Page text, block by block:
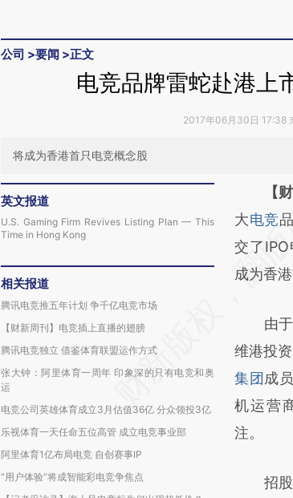
公司 >要闻 >正文
电竞品牌雷蛇赴港上
2017年06月30日 17:38
将成为香港首只电竞概念股
英文报道
U.S. Gaming Firm Revives Listing Plan — This
Time in Hong Kong
相关报道
腾讯电竞推五年计划 争千亿电竞市场
【财新周刊】电竞插上直播的翅膀
腾讯电竞独立 借鉴体育联盟运作方式
张大钟：阿里体育一周年 印象深的只有电竞和奥
运
电竞公司英雄体育成立3月估值36亿 分众领投3亿
乐视体育一天任命五位高管 成立电竞事业部
阿里体育1亿布局电竞 自创赛事IP
“用户体验”将成智能彩电竞争焦点
请务必
AI
[https://
(https://
新观点
对和校
【
大电竞
交了
成为香
由于
维港投
集团 成
机运营
注。
招股